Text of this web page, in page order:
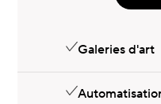
Galeries d'art